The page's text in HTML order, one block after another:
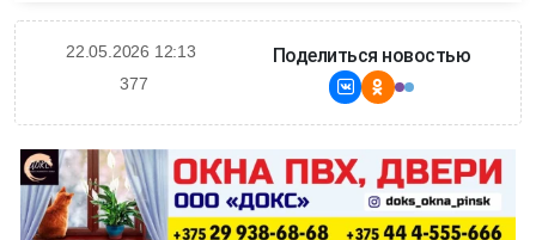
22.05.2026 12:13
377
Поделиться новостью